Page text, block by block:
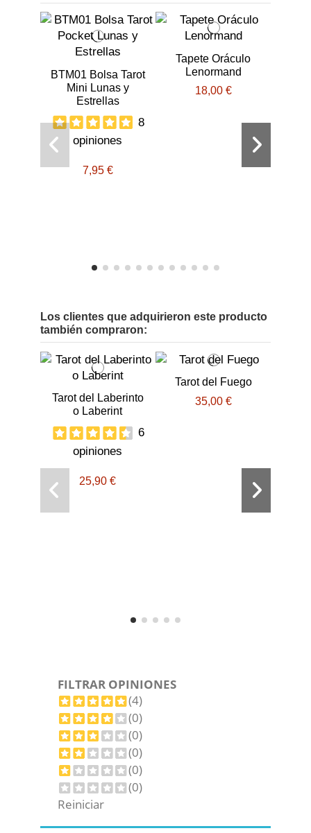
BTM01 Bolsa Tarot
Mini Lunas y
Estrellas
8
opiniones
7,95 €
Tapete Oráculo
Lenormand
18,00 €
Los clientes que adquirieron este producto
también compraron:
Tarot del Laberinto
o Laberint
6
opiniones
25,90 €
Tarot del Fuego
35,00 €
FILTRAR OPINIONES
(4)
(0)
(0)
(0)
(0)
(0)
Reiniciar